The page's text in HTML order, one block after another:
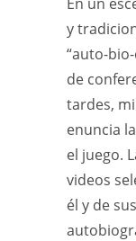
y
“auto-
de
tardes,
enuncia
el juego.
videos
él y de